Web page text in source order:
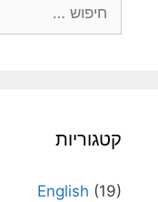
קטגוריות
English (19)